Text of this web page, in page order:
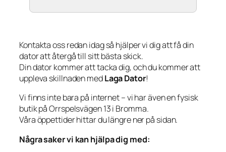
Kontakta oss redan idag så hjälper vi dig att få din
dator att återgå till sitt bästa skick.
Din dator kommer att tacka dig, och du kommer att
uppleva skillnaden medLaga Dator!
Vi finns inte bara på internet – vi har även en fysisk
butik på Orrspelsvägen 13 i Bromma.
Våra öppettider hittar du längre ner på sidan.
Några saker vi kan hjälpa dig med: